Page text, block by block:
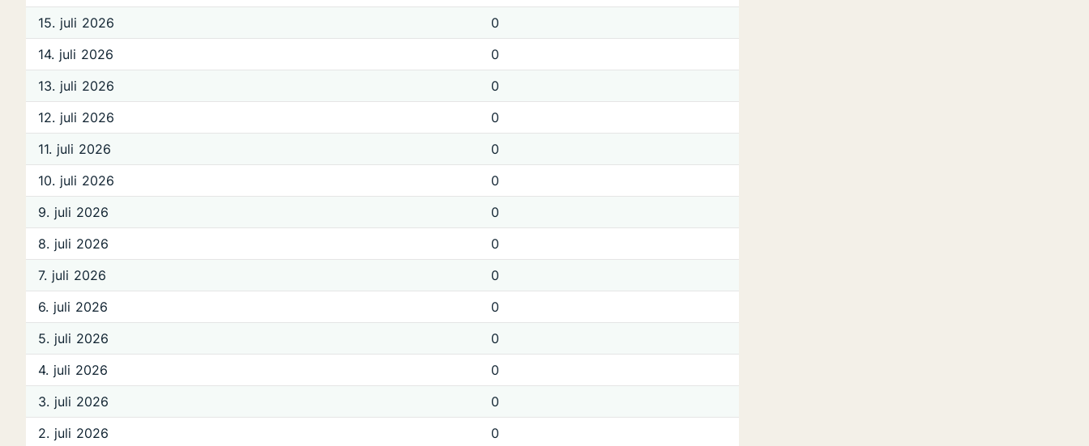
15. juli 2026
0
14. juli 2026
0
13. juli 2026
0
12. juli 2026
0
11. juli 2026
0
10. juli 2026
0
9. juli 2026
0
8. juli 2026
0
7. juli 2026
0
6. juli 2026
0
5. juli 2026
0
4. juli 2026
0
3. juli 2026
0
2. juli 2026
0